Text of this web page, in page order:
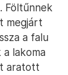
Föltűnnek
megjárt
a falu
lakoma
aratott